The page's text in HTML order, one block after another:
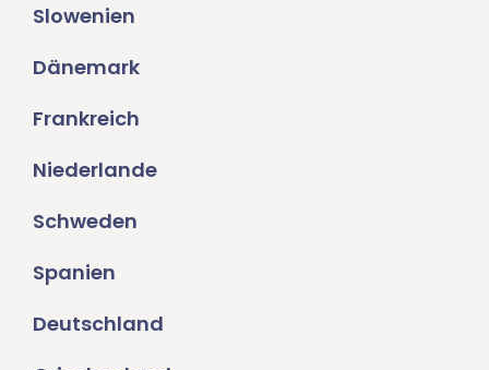
Slowenien
Dänemark
Frankreich
Niederlande
Schweden
Spanien
Deutschland